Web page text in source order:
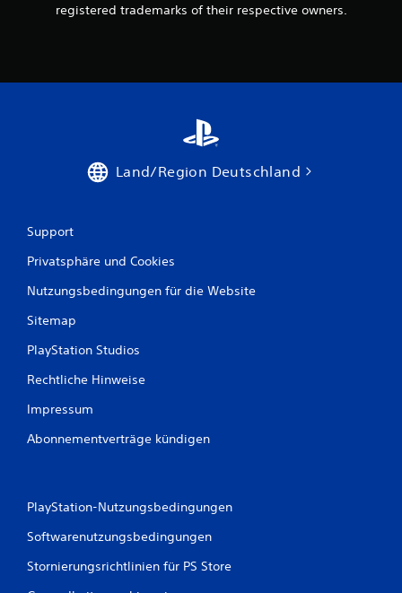
registered trademarks of their respective owners.
Land/Region Deutschland
Support
Privatsphäre und Cookies
Nutzungsbedingungen für die Website
Sitemap
PlayStation Studios
Rechtliche Hinweise
Impressum
Abonnementverträge kündigen
PlayStation-Nutzungsbedingungen
Softwarenutzungsbedingungen
Stornierungsrichtlinien für PS Store